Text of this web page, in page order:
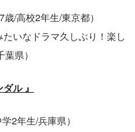
/高校2年生/東京都）
いなドラマ久しぶり！楽し
県）
ル 』
2年生/兵庫県）